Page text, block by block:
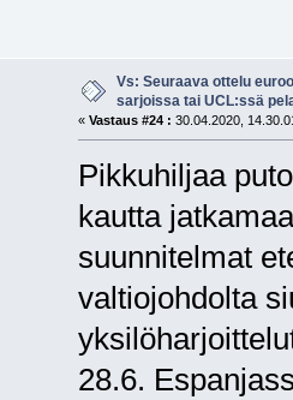
Vs: Seuraava ottelu
sarjoissa tai UCL:ssä
« Vastaus #24 : 30.04.2020,
Pikkuhiljaa
kautta
suunnitelmat
valtiojohdolta
28.6.